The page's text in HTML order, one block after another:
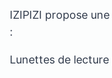
IZIPIZI propose
:
Lunettes de